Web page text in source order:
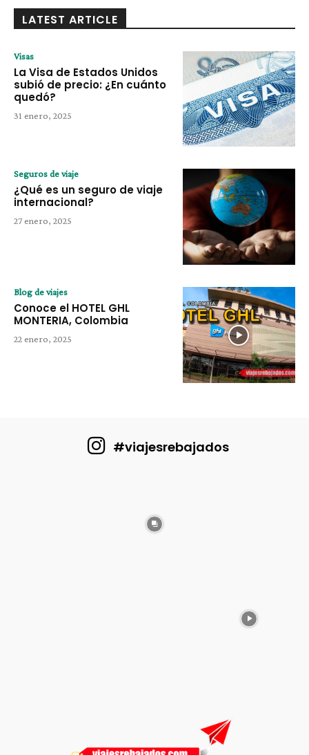
LATEST ARTICLE
Visas
La Visa de Estados Unidos
subió de precio: ¿En cuánto
quedó?
31 enero, 2025
Seguros de viaje
¿Qué es un seguro de viaje
internacional?
27 enero, 2025
Blog de viajes
Conoce el HOTEL GHL
MONTERIA, Colombia
22 enero, 2025
#viajesrebajados